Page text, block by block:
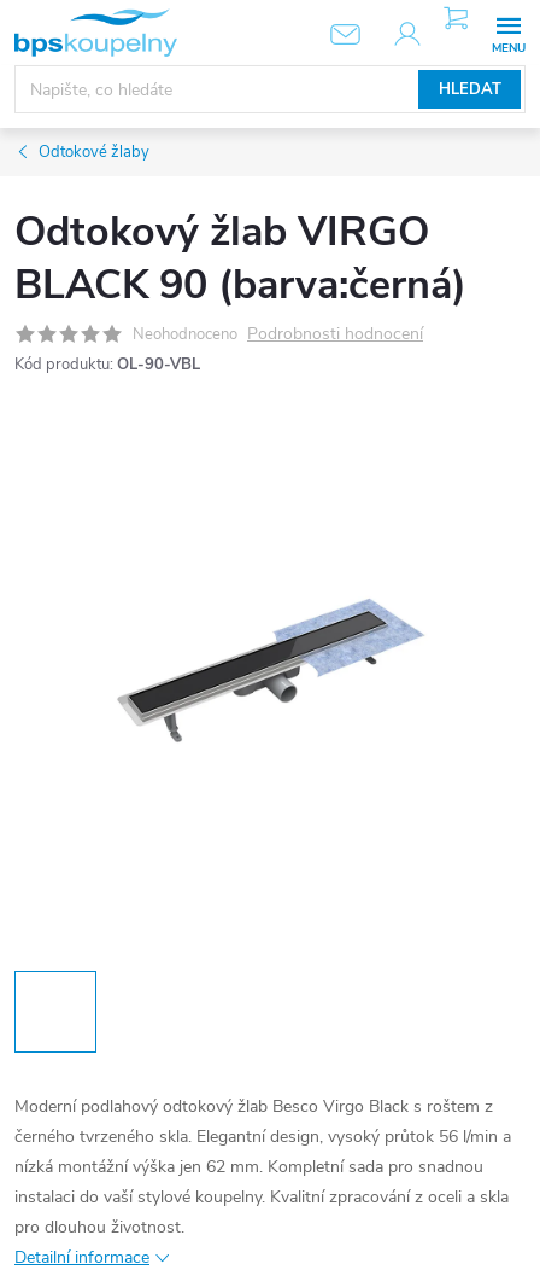
obsah
HLEDAT
NÁKUPNÍ
KOŠÍK
Odtokové žlaby
Odtokový žlab VIRGO
BLACK 90 (barva:černá)
Neohodnoceno Podrobnosti hodnocení
Kód produktu: OL-90-VBL
Moderní podlahový odtokový žlab Besco Virgo Black s roštem z
černého tvrzeného skla. Elegantní design, vysoký průtok 56 l/min a
nízká montážní výška jen 62 mm. Kompletní sada pro snadnou
instalaci do vaší stylové koupelny. Kvalitní zpracování z oceli a skla
pro dlouhou životnost.
Detailní informace